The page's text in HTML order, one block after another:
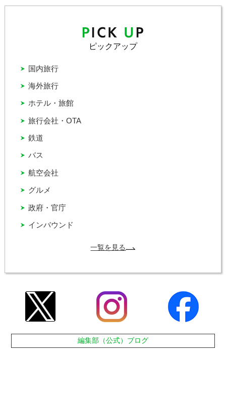
ピックアップ
インバウンド
グルメ
バス
ホテル・旅館
国内旅行
政府・官庁
旅行会社・OTA
海外旅行
航空会社
鉄道
一覧を見る
編集部（公式）ブログ